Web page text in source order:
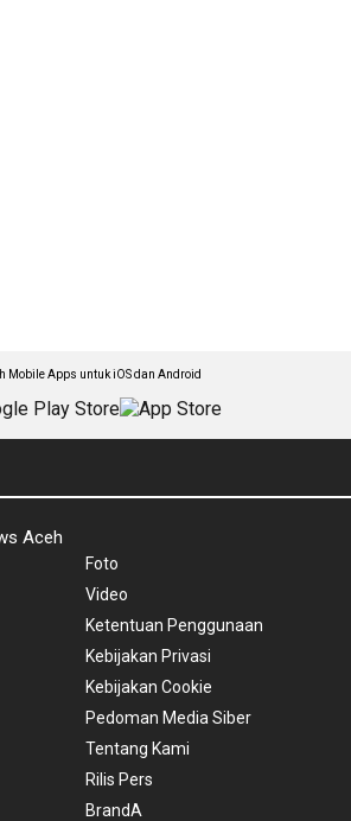
Mobile Apps untuk iOS dan Android
Aceh
Foto
Video
Ketentuan Penggunaan
Kebijakan Privasi
Kebijakan Cookie
Pedoman Media Siber
Tentang Kami
Rilis Pers
BrandA